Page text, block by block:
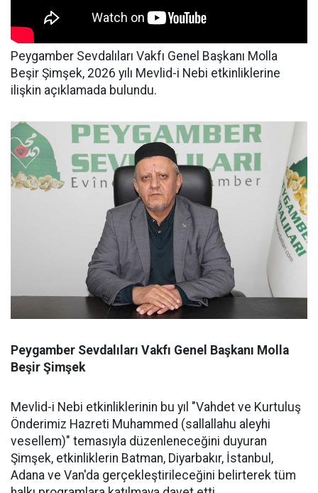
Peygamber Sevdalıları Vakfı Genel Başkanı Molla
Beşir Şimşek, 2026 yılı Mevlid-i Nebi etkinliklerine
ilişkin açıklamada bulundu.
Peygamber Sevdalıları Vakfı Genel Başkanı Molla
Beşir Şimşek
Mevlid-i Nebi etkinliklerinin bu yıl "Vahdet ve Kurtuluş
Önderimiz Hazreti Muhammed (sallallahu aleyhi
vesellem)" temasıyla düzenleneceğini duyuran
Şimşek, etkinliklerin Batman, Diyarbakır, İstanbul,
Adana ve Van'da gerçekleştirileceğini belirterek tüm